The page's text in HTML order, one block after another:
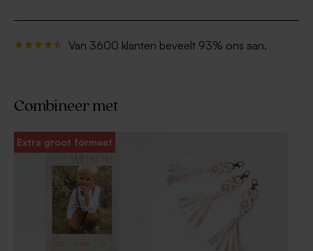
Van 3600 klanten beveelt 93% ons aan.
Combineer met
Extra groot formaat